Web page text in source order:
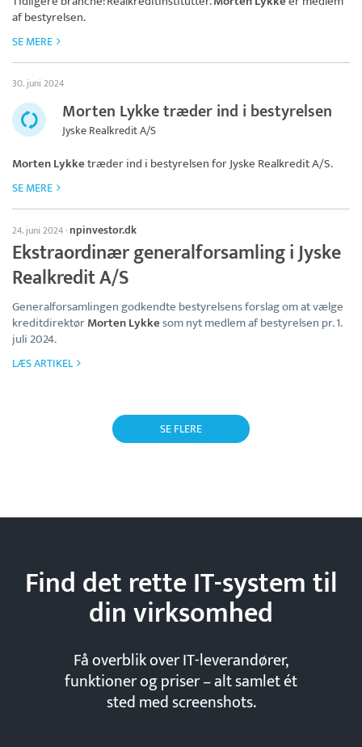
af bestyrelsen.
SE MERE
30. juni 2024
Morten Lykke træder ind i bestyrelsen
Jyske Realkredit A/S
Morten Lykketræder ind i bestyrelsen forJyske Realkredit A/S.
SE MERE
24. juni 2024· npinvestor.dk
Ekstraordinær generalforsamling i Jyske
Realkredit A/S
Generalforsamlingen godkendte bestyrelsens forslag om at vælge
kreditdirektørMorten Lykkesom nyt medlem af bestyrelsen pr. 1.
juli 2024.
LÆS ARTIKEL
SE FLERE
Find det rette IT-system til
dinvirksomhed
Få overblik over IT-leverandører,
funktioner og priser – alt samlet ét
sted med screenshots.